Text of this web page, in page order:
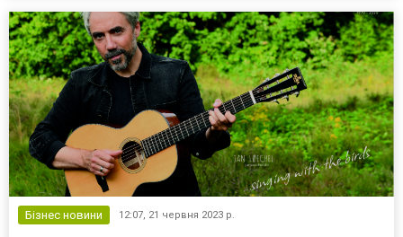
Бізнес новини 12:07, 21 червня 2023 р.